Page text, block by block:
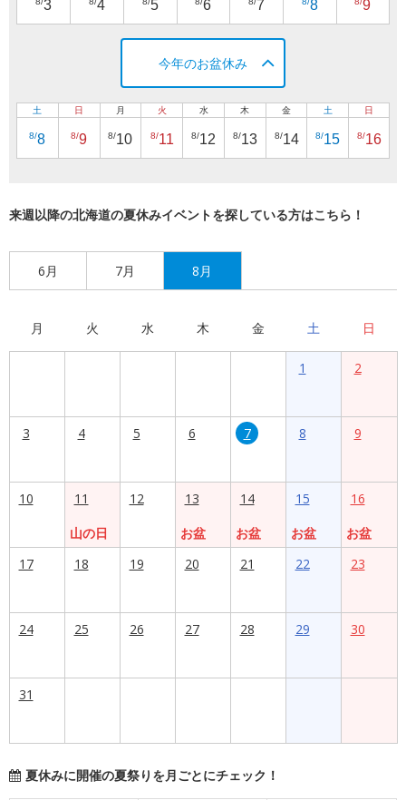
3 4 5 6 7 8 9
今年のお盆休み
土
8/8
日
8/9
月
8/10
火
8/11
水
8/12
木
8/13
金
8/14
土
8/15
日
8/16
来週以降の北海道の夏休みイベントを探している方はこちら！
6月 7月 8月
月 火 水 木 金 土 日
1 2
3 4 5 6 7 8 9
10
11
山の日
12
13
お盆
14
お盆
15
お盆
16
お盆
17
18 19 20 21 22 23
24 25 26 27 28 29 30
31
夏休みに開催の夏祭りを月ごとにチェック！